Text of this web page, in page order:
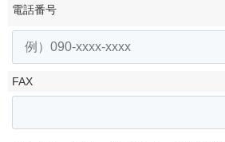
電話番号
FAX